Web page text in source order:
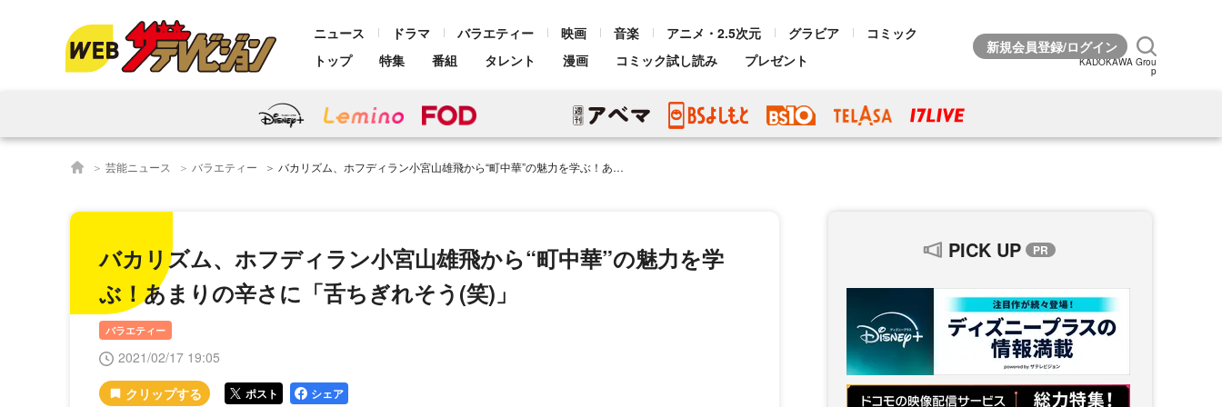
ニュース ドラマ バラエティー 映画 音楽 アニメ・2.5次元 グラビア
コミック
トップ
特集 番組 タレント 漫画 コミック試し読み プレゼント KADOKAWA Grou
p
芸能ニュース バラエティー バカリズム、ホフディラン小宮山雄飛から“町中華”の魅力を学ぶ！あまりの辛さに「舌ちぎれそう(笑)」
バカリズム、ホフディラン小宮山雄飛から“町中華”の魅力を学
ぶ！あまりの辛さに「舌ちぎれそう(笑)」
バラエティー
2021/02/17 19:05
ポスト シェア
PICK UP